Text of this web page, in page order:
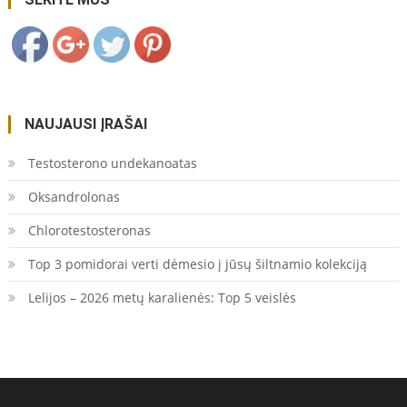
NAUJAUSI ĮRAŠAI
Testosterono undekanoatas
Oksandrolonas
Chlorotestosteronas
Top 3 pomidorai verti dėmesio į jūsų šiltnamio kolekciją
Lelijos – 2026 metų karalienės: Top 5 veislės